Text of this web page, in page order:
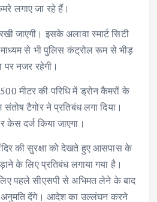
लगाए जा रहे हैं।
जाएगी। इसके अलावा स्मार्ट सिटी
से भी पुलिस कंट्रोल रूम से भीड़
पर नजर रहेगी।
मीटर की परिधि में ड्रोन कैमरों के
संतोष टैगोर ने प्रतिबंध लगा दिया।
केस दर्ज किया जाएगा।
की सुरक्षा को देखते हुए आसपास के
के लिए प्रतिबंध लगाया गया है।
पहले सीएसपी से अभिमत लेने के बाद
अनुमति देंगे। आदेश का उल्लंघन करने